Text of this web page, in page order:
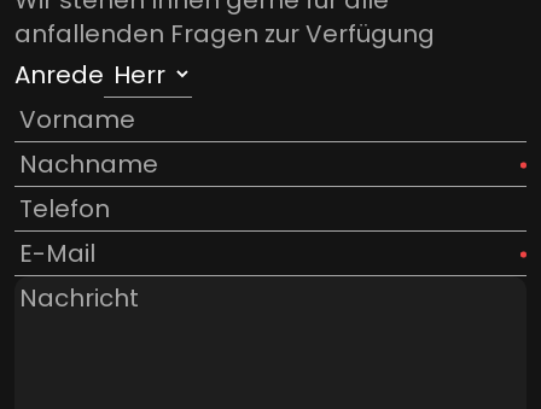
Anrede
anfallenden Fragen zur Verfügung